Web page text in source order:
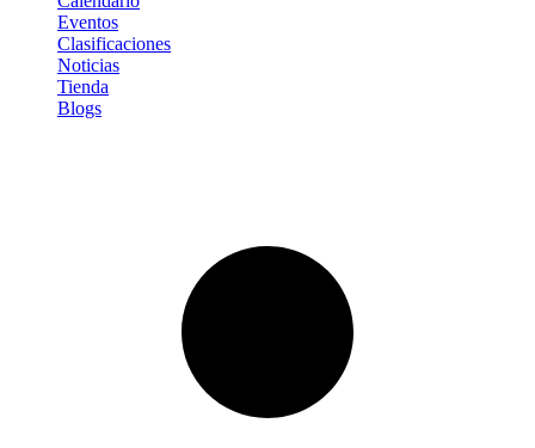
Eventos
Clasificaciones
Noticias
Tienda
Blogs